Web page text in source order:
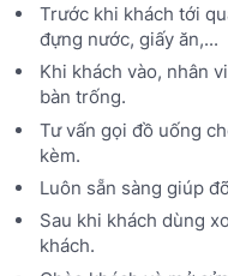
Trước khi khách tới
đựng nước, giấy ăn,...
Khi khách vào, nhân
bàn trống.
Tư vấn gọi đồ uống
kèm.
Luôn sẵn sàng giúp
Sau khi khách dùng
khách.